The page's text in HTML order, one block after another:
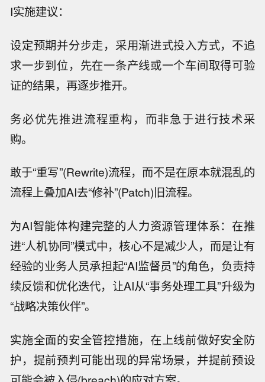
I实施建议：
设定预期并分步走，采用渐进式投入方式，不追
求一步到位，先在一条产线或一个车间取得可验
证的结果，再逐步推开。
务必优先推进流程重构，而非急于进行技术采
购。
敢于“重写”(Rewrite)流程，而不是在原本就混乱的
流程上叠加AI去“修补”(Patch)旧流程。
为AI智能体构建完整的人力资源管理体系：在推
进“人机协同”模式中，核心不是减少人，而是让有
经验的业务人员承担起“AI监督员”的角色，负责持
续反馈和优化迭代，让AI从“事务处理工具”升级为
“战略决策伙伴”。
实施全面的安全管控措施，在上线前做好安全防
护，提前预判可能出现的异常场景，并提前预设